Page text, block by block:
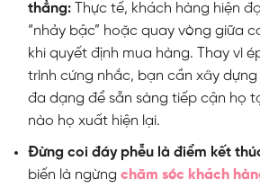
thẳng:Thực tế, khách hàng hiện
“nhảy bậc” hoặc quay vòng giữa
khi quyết định mua hàng. Thay vì
trình cứng nhắc, bạn cần xây
đa dạng để sẵn sàng tiếp cận họ
nào họ xuất hiện lại.
Đừng coi đáy phễu là điểm kết
biến là ngừng chăm sóc khách